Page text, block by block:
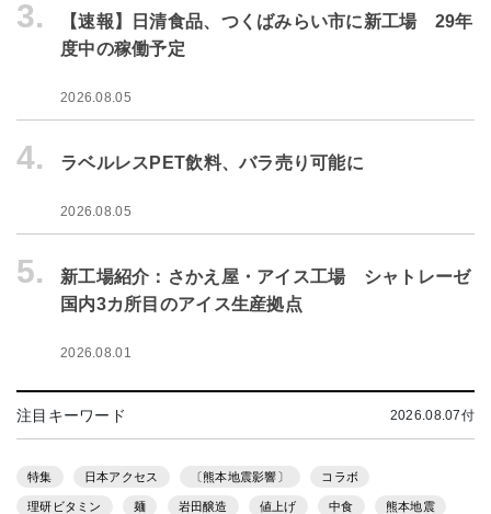
3.
【速報】日清食品、つくばみらい市に新工場 29年
度中の稼働予定
2026.08.05
4. ラベルレスPET飲料、バラ売り可能に
2026.08.05
5.
新工場紹介：さかえ屋・アイス工場 シャトレーゼ
国内3カ所目のアイス生産拠点
2026.08.01
注目キーワード 2026.08.07付
特集 日本アクセス 〔熊本地震影響〕 コラボ
理研ビタミン 麺 岩田醸造 値上げ 中食 熊本地震